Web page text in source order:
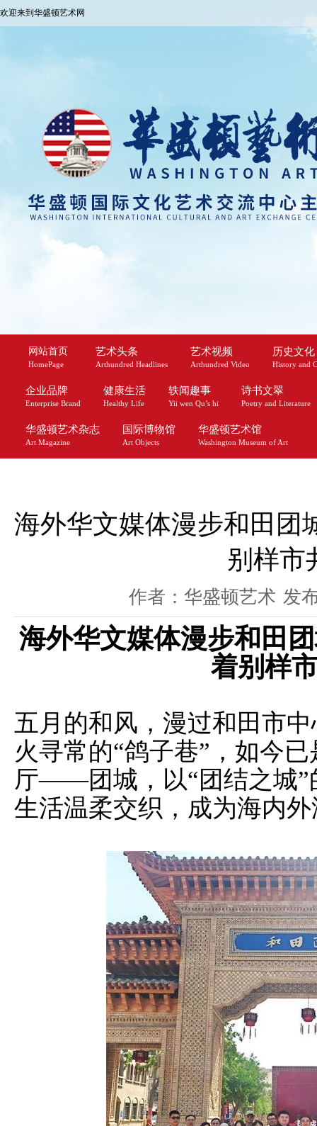
欢迎来到华盛顿艺术网
网站首页
HomePage
艺术头条
Arthundred Headlines
艺术视频
Arthundred Video
历史文化
History and
企业品牌
Enterprise Brand
健康生活
Healthy Life
轶闻趣事
Yii wen Qu’s hi
诗书文翠
Poetry and Literature
华盛顿艺术杂志
Art Magazine
国际博物馆
Art Objects
华盛顿艺术馆
Washington Museum of Art
海外华文媒体漫步和田团
别样市
作者：华盛顿艺术 发
海外华文媒体漫步和田
着别样
五月的和风，漫过和田市
火寻常的“鸽子巷”，如今
厅——团城，以“团结之城”
生活温柔交织，成为海内